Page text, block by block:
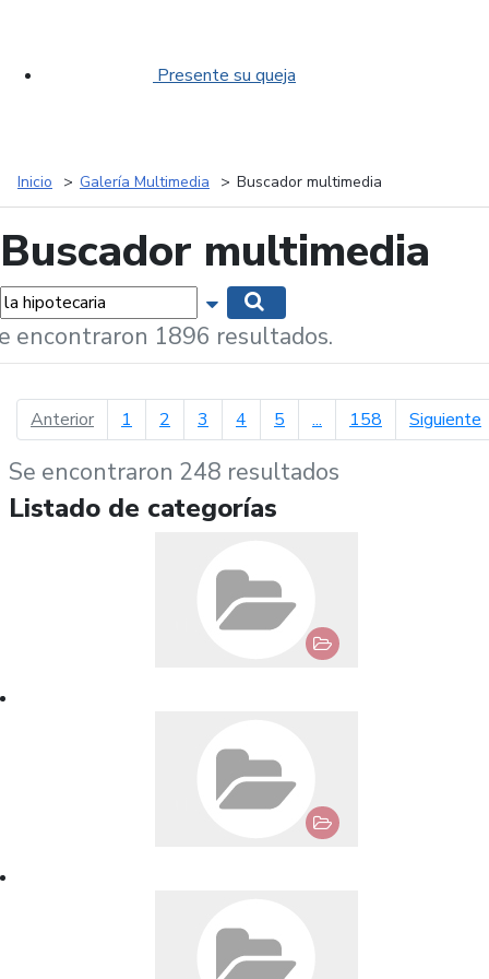
Presente su queja
Inicio Galería Multimedia Buscador multimedia
Buscador multimedia
Mostrar opciones de búsqueda
encontraron 1896 resultados.
Anteriorpágina anterior
1 2 3 4 5 ... 158 Siguiente
Se encontraron 248 resultados
Listado de categorías